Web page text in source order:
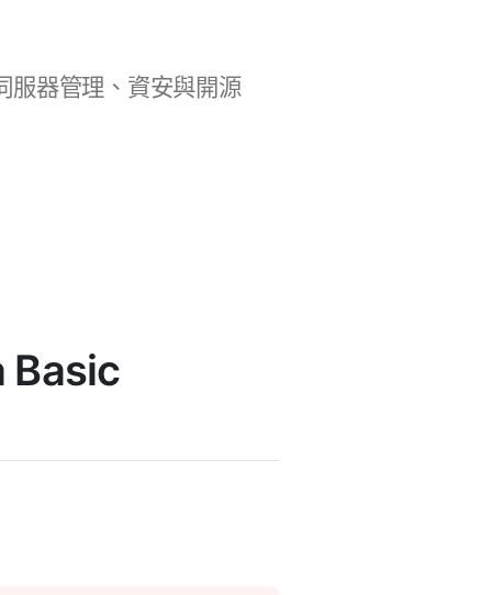
器管理、資安與開源
Basic